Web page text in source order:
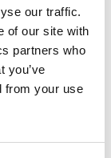
our traffic.
of our site with
partners who
you’ve
from your use
EINKAUF